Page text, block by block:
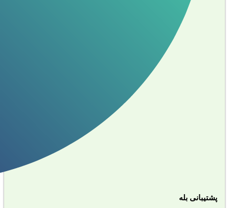
پشتیبانی بله